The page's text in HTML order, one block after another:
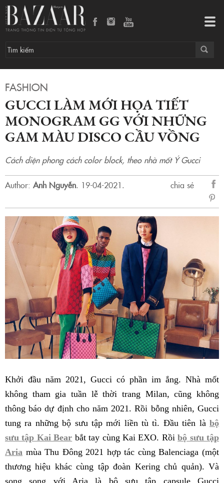
FASHION
GUCCI LÀM MỚI HỌA TIẾT
MONOGRAM GG VỚI NHỮNG
GAM MÀU DISCO CẦU VỒNG
Cách diện phong cách color block, theo nhà mốt Ý Gucci
Author: Anh Nguyễn. 19-04-2021.
chia sẻ
sẻ
Khởi đầu năm 2021, Gucci có phần im ắng. Nhà mốt
không tham gia tuần lễ thời trang Milan, cũng không
thông báo dự định cho năm 2021. Rồi bỗng nhiên, Gucci
tung ra những bộ sưu tập mới liền tù tì. Đầu tiên là bộ
sưu tập Kai Bear bắt tay cùng Kai EXO. Rồibộ sưu tập
Aria mùa Thu Đông 2021 hợp tác cùng Balenciaga (một
thương hiệu khác cùng tập đoàn Kering chủ quản). Và